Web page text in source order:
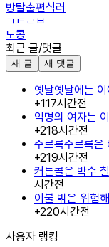
방탈출편식러
ㄱㅌㄹㅂ
도콩
최근 글/댓글
새 글 새 댓글
옛날옛날에는
+117시간전
익명의 여자는
+218시간전
주르륵주르륵은
+219시간전
커튼콜은 박수
시간전
이불 밖은 위험
+220시간전
사용자 랭킹